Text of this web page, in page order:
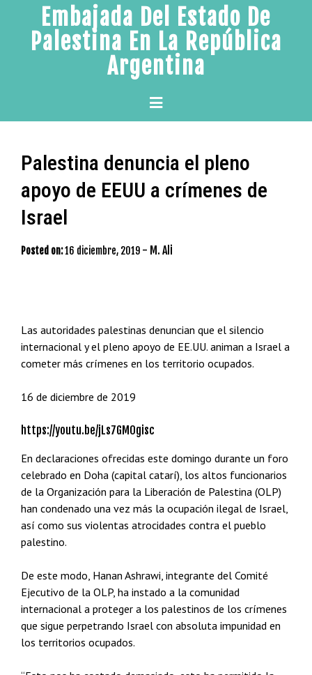
content
Embajada Del Estado De
Palestina En La República
Argentina
Primary
Menu
Palestina denuncia el pleno
apoyo de EEUU a crímenes de
Israel
Posted on:16 diciembre, 2019 - M. Ali
Las autoridades palestinas denuncian que el silencio
internacional y el pleno apoyo de EE.UU. animan a Israel a
cometer más crímenes en los territorio ocupados.
16 de diciembre de 2019
https://youtu.be/jLs7GMOgisc
En declaraciones ofrecidas este domingo durante un foro
celebrado en Doha (capital catarí), los altos funcionarios
de la Organización para la Liberación de Palestina (OLP)
han condenado una vez más la ocupación ilegal de Israel,
así como sus violentas atrocidades contra el pueblo
palestino.
De este modo, Hanan Ashrawi, integrante del Comité
Ejecutivo de la OLP, ha instado a la comunidad
internacional a proteger a los palestinos de los crímenes
que sigue perpetrando Israel con absoluta impunidad en
los territorios ocupados.